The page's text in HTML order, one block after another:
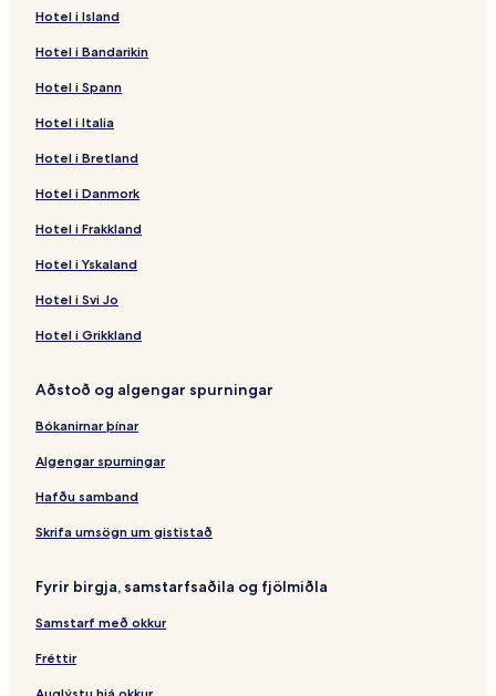
Hotel i Island
Hotel i Bandarikin
Hotel i Spann
Hotel i Italia
Hotel i Bretland
Hotel i Danmork
Hotel i Frakkland
Hotel i Yskaland
Hotel i Svi Jo
Hotel i Grikkland
Aðstoð og algengar spurningar
Bókanirnar þínar
Algengar spurningar
Hafðu samband
Skrifa umsögn um gististað
Fyrir birgja, samstarfsaðila og fjölmiðla
Samstarf með okkur
Fréttir